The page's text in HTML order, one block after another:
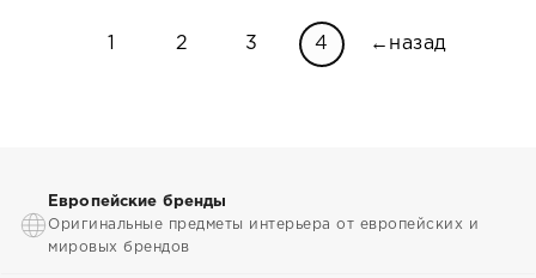
2 3 4 ←назад
Европейские бренды
Оригинальные предметы интерьера от европейских и
мировых брендов